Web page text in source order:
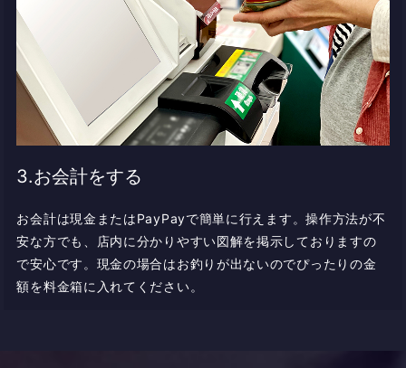
3.お会計をする
お会計は現金またはPayPayで簡単に行えます。操作方法が不
安な方でも、店内に分かりやすい図解を掲示しておりますの
で安心です。現金の場合はお釣りが出ないのでぴったりの金
額を料金箱に入れてください。